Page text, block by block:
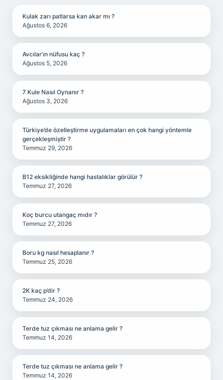
Kulak zarı patlarsa kan akar mı ?
Ağustos 6, 2026
Avcılar’ın nüfusu kaç ?
Ağustos 5, 2026
7 Kule Nasıl Oynanır ?
Ağustos 3, 2026
Türkiye’de özelleştirme uygulamaları en çok hangi yöntemle
gerçekleşmiştir ?
Temmuz 29, 2026
B12 eksikliğinde hangi hastalıklar görülür ?
Temmuz 27, 2026
Koç burcu utangaç mıdır ?
Temmuz 27, 2026
Boru kg nasıl hesaplanır ?
Temmuz 25, 2026
2K kaç p’dir ?
Temmuz 24, 2026
Terde tuz çıkması ne anlama gelir ?
Temmuz 14, 2026
Terde tuz çıkması ne anlama gelir ?
Temmuz 14, 2026